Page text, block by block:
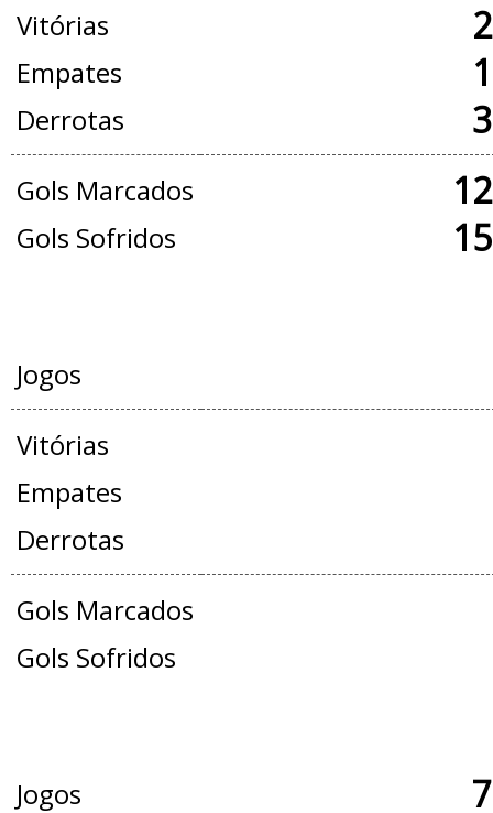
Vitórias
Empates
Derrotas
Gols Marcados
Gols Sofridos
Jogos
Vitórias
Empates
Derrotas
Gols Marcados
Gols Sofridos
Jogos